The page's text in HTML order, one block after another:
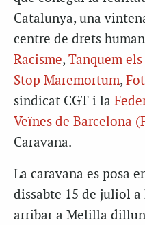
Catalunya, una
centre de drets
Racisme, Tanquem els
Stop Maremortum,
sindicat CGT i la
Veïnes de Barcelona
Caravana.
La caravana es posa
dissabte 15 de juliol
arribar a Melilla